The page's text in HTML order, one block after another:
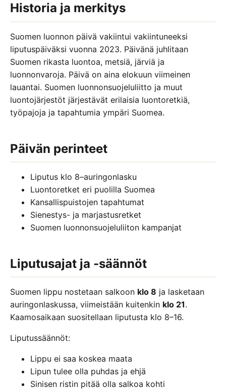
Historia ja merkitys
Suomen luonnon päivä vakiintui vakiintuneeksi
liputuspäiväksi vuonna 2023. Päivänä juhlitaan
Suomen rikasta luontoa, metsiä, järviä ja
luonnonvaroja. Päivä on aina elokuun viimeinen
lauantai. Suomen luonnonsuojeluliitto ja muut
luontojärjestöt järjestävät erilaisia luontoretkiä,
työpajoja ja tapahtumia ympäri Suomea.
Päivän perinteet
Liputus klo 8–auringonlasku
Luontoretket eri puolilla Suomea
Kansallispuistojen tapahtumat
Sienestys- ja marjastusretket
Suomen luonnonsuojeluliiton kampanjat
Liputusajat ja -säännöt
Suomen lippu nostetaan salkoon klo 8 ja lasketaan
auringonlaskussa, viimeistään kuitenkin klo 21.
Kaamosaikaan suositellaan liputusta klo 8–16.
Liputussäännöt:
Lippu ei saa koskea maata
Lipun tulee olla puhdas ja ehjä
Sinisen ristin pitää olla salkoa kohti